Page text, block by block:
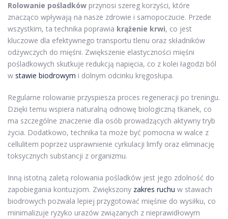
Rolowanie pośladków przynosi szereg korzyści, które
znacząco wpływają na nasze zdrowie i samopoczucie. Przede
wszystkim, ta technika poprawia krążenie krwi, co jest
kluczowe dla efektywnego transportu tlenu oraz składników
odżywczych do mięśni. Zwiększenie elastyczności mięśni
pośladkowych skutkuje redukcją napięcia, co z kolei łagodzi ból
w stawie biodrowym i dolnym odcinku kręgosłupa.
Regularne rolowanie przyspiesza proces regeneracji po treningu.
Dzięki temu wspiera naturalną odnowę biologiczną tkanek, co
ma szczególne znaczenie dla osób prowadzących aktywny tryb
życia. Dodatkowo, technika ta może być pomocna w walce z
cellulitem poprzez usprawnienie cyrkulacji limfy oraz eliminację
toksycznych substancji z organizmu.
Inną istotną zaletą rolowania pośladków jest jego zdolność do
zapobiegania kontuzjom. Zwiększony zakres ruchu w stawach
biodrowych pozwala lepiej przygotować mięśnie do wysiłku, co
minimalizuje ryzyko urazów związanych z nieprawidłowym